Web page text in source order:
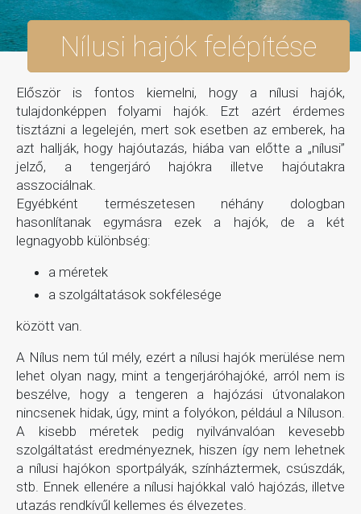
Nílusi hajók felépítése
Először is fontos kiemelni, hogy a nílusi hajók,
tulajdonképpen folyami hajók. Ezt azért érdemes
tisztázni a legelején, mert sok esetben az emberek, ha
azt hallják, hogy hajóutazás, hiába van előtte a „nílusi”
jelző, a tengerjáró hajókra illetve hajóutakra
asszociálnak.
Egyébként természetesen néhány dologban
hasonlítanak egymásra ezek a hajók, de a két
legnagyobb különbség:
a méretek
a szolgáltatások sokfélesége
között van.
A Nílus nem túl mély, ezért a nílusi hajók merülése nem
lehet olyan nagy, mint a tengerjáróhajóké, arról nem is
beszélve, hogy a tengeren a hajózási útvonalakon
nincsenek hidak, úgy, mint a folyókon, például a Níluson.
A kisebb méretek pedig nyilvánvalóan kevesebb
szolgáltatást eredményeznek, hiszen így nem lehetnek
a nílusi hajókon sportpályák, színháztermek, csúszdák,
stb. Ennek ellenére a nílusi hajókkal való hajózás, illetve
utazás rendkívűl kellemes és élvezetes.